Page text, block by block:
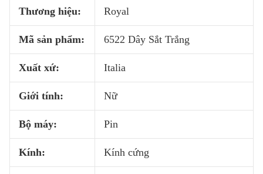
Thương hiệu: Royal
Mã sản phẩm: 6522 Dây Sắt Trắng
Xuất xứ: Italia
Giới tính: Nữ
Bộ máy: Pin
Kính: Kính cứng